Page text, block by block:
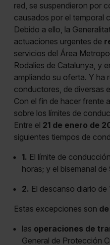
red, se suspendieron por
causados por el temporal
Debido a ello, la
actuaciones urgentes de
servicios del Área
Rodalies de Catalunya, y
ampliando su oferta. Y
conductores, de diversas
Con el fin de hacer frente
sobre los límites de
Entre el 21 de enero de
siguientes tiempos de
1. El límite de
horas; y el bisemanal
2. El descanso diario
Estas excepciones son
las operaciones de
General de Protección